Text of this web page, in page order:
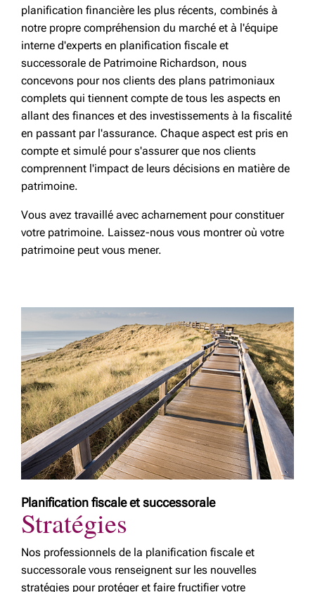
planification financière les plus récents, combinés à
notre propre compréhension du marché et à l'équipe
interne d'experts en planification fiscale et
successorale de Patrimoine Richardson, nous
concevons pour nos clients des plans patrimoniaux
complets qui tiennent compte de tous les aspects en
allant des finances et des investissements à la fiscalité
en passant par l'assurance. Chaque aspect est pris en
compte et simulé pour s'assurer que nos clients
comprennent l'impact de leurs décisions en matière de
patrimoine.
Vous avez travaillé avec acharnement pour constituer
votre patrimoine. Laissez-nous vous montrer où votre
patrimoine peut vous mener.
Planification fiscale et successorale
Stratégies
Nos professionnels de la planification fiscale et
successorale vous renseignent sur les nouvelles
stratégies pour protéger et faire fructifier votre